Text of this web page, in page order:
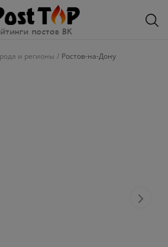
и регионы Ростов-на-Дону